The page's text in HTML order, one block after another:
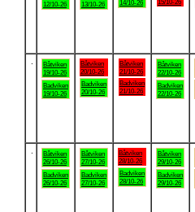
12/10-26
13/10-26
14/10-26
15/10-26
Båtviken
19/10-26
Badviken
19/10-26
Båtviken
20/10-26
Badviken
20/10-26
Båtviken
21/10-26
Badviken
21/10-26
Båtviken
22/10-26
Badviken
22/10-26
Båtviken
26/10-26
Badviken
26/10-26
Båtviken
27/10-26
Badviken
27/10-26
Båtviken
28/10-26
Badviken
28/10-26
Båtviken
29/10-26
Badviken
29/10-26